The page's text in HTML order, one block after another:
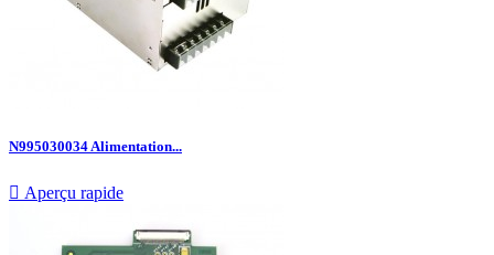
N995030034 Alimentation...
 Aperçu rapide